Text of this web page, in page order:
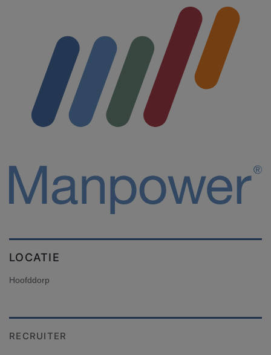
LOCATIE
Hoofddorp
RECRUITER